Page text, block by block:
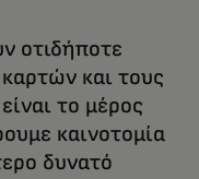
οτιδήποτε
και τους
το μέρος
καινοτομία
δυνατό